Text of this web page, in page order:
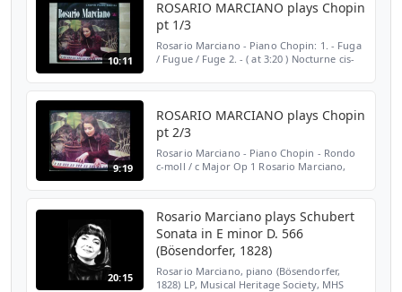
10:11
ROSARIO MARCIANO plays Chopin
pt 1/3
Rosario Marciano - Piano Chopin: 1. - Fuga
/ Fugue / Fuge 2. - ( at 3:20 ) Nocturne cis-
9:19
ROSARIO MARCIANO plays Chopin
pt 2/3
Rosario Marciano - Piano Chopin - Rondo
c-moll / c Major Op 1 Rosario Marciano,
20:15
Rosario Marciano plays Schubert
Sonata in E minor D. 566
(Bösendorfer, 1828)
Rosario Marciano, piano (Bösendorfer,
1828) LP, Musical Heritage Society, MHS